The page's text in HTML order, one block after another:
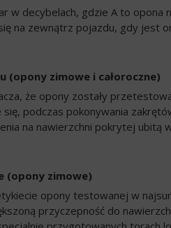
w decybelach, gdzie A to opona
na zewnątrz pojazdu, gdy jest
(opony zimowe i całoroczne)
że opony zostały
podczas pokonywania
na nawierzchni pokrytej ubitą
(opony zimowe)
opony testowanej w
przyczepność do